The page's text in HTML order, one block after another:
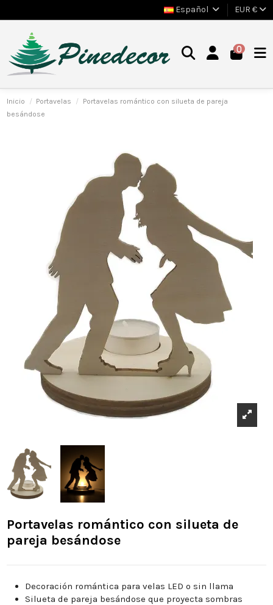
Español EUR €
0
Inicio Portavelas
Portavelas romántico con silueta de pareja
besándose
Portavelas romántico con silueta de
pareja besándose
Decoración romántica para velas LED o sin llama
Silueta de pareja besándose que proyecta sombras